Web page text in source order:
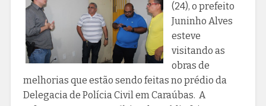
(24), o prefeito
Juninho Alves
esteve
visitando as
obras de
melhorias que estão sendo feitas no prédio da
Delegacia de Polícia Civil em Caraúbas. A